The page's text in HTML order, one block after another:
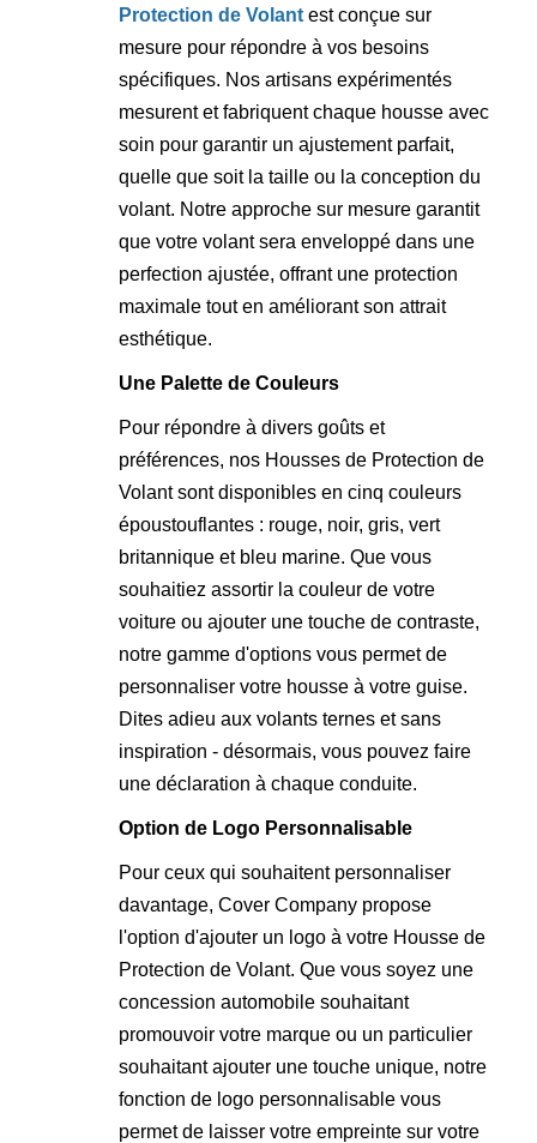
Protection de Volant est conçue sur
mesure pour répondre à vos besoins
spécifiques. Nos artisans expérimentés
mesurent et fabriquent chaque housse avec
soin pour garantir un ajustement parfait,
quelle que soit la taille ou la conception du
volant. Notre approche sur mesure garantit
que votre volant sera enveloppé dans une
perfection ajustée, offrant une protection
maximale tout en améliorant son attrait
esthétique.
Une Palette de Couleurs
Pour répondre à divers goûts et
préférences, nos Housses de Protection de
Volant sont disponibles en cinq couleurs
époustouflantes : rouge, noir, gris, vert
britannique et bleu marine. Que vous
souhaitiez assortir la couleur de votre
voiture ou ajouter une touche de contraste,
notre gamme d'options vous permet de
personnaliser votre housse à votre guise.
Dites adieu aux volants ternes et sans
inspiration - désormais, vous pouvez faire
une déclaration à chaque conduite.
Option de Logo Personnalisable
Pour ceux qui souhaitent personnaliser
davantage, Cover Company propose
l'option d'ajouter un logo à votre Housse de
Protection de Volant. Que vous soyez une
concession automobile souhaitant
promouvoir votre marque ou un particulier
souhaitant ajouter une touche unique, notre
fonction de logo personnalisable vous
permet de laisser votre empreinte sur votre